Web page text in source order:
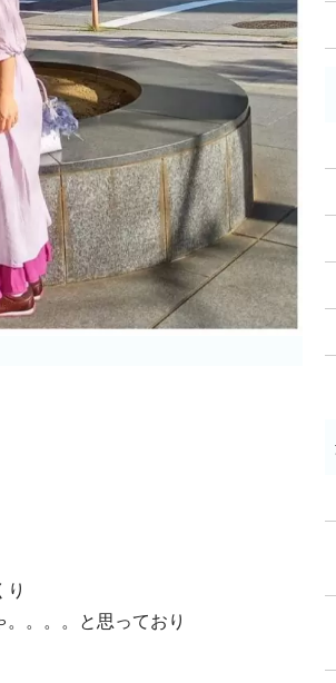
り
。。。と思っており